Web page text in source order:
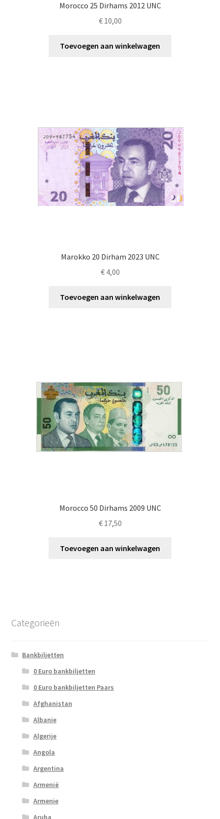
Morocco 25 Dirhams 2012 UNC
€10,00
Toevoegen aan winkelwagen
Marokko 20 Dirham 2023 UNC
€4,00
Toevoegen aan winkelwagen
Morocco 50 Dirhams 2009 UNC
€17,50
Toevoegen aan winkelwagen
Categorieën
Bankbiljetten
0 Euro bankbiljetten
0 Euro bankbiljetten Paars
Afghanistan
Albanie
Algerije
Angola
Argentina
Armenië
Armenie